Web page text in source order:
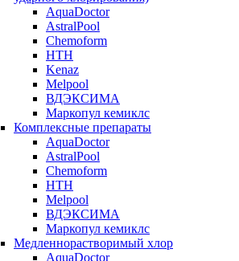
AquaDoctor
AstralPool
Chemoform
HTH
Kenaz
Melpool
ВДЭКСИМА
Маркопул кемиклс
Комплексные препараты
AquaDoctor
AstralPool
Chemoform
HTH
Melpool
ВДЭКСИМА
Маркопул кемиклс
Медленнорастворимый хлор
AquaDoctor